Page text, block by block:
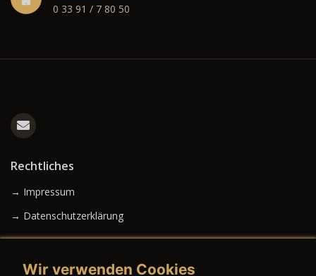
0 33 91 / 7 80 50
Rechtliches
→ Impressum
→ Datenschutzerklärung
Wir verwenden Cookies